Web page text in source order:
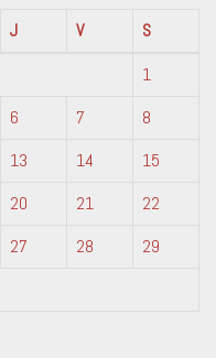
J V
S
1
6 7
8
13 14
15
20 21
22
27 28
29